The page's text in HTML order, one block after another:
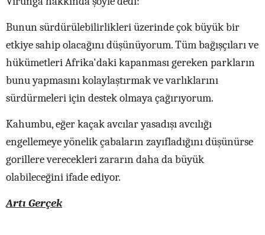
Bunun sürdürülebilirlikleri üzerinde çok büyük bir
etkiye sahip olacağını düşünüyorum. Tüm bağışçıları ve
hükümetleri Afrika'daki kapanması gereken parkların
bunu yapmasını kolaylaştırmak ve varlıklarını
sürdürmeleri için destek olmaya çağırıyorum.
Kahumbu, eğer kaçak avcılar yasadışı avcılığı
engellemeye yönelik çabaların zayıfladığını düşünürse
gorillere verecekleri zararın daha da büyük
olabileceğini ifade ediyor.
Artı Gerçek